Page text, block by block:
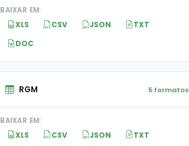
BAIXAR EM:
XLS CSV JSON
TXT
DOC
RGM 5 formatos
BAIXAR EM:
XLS CSV JSON
TXT